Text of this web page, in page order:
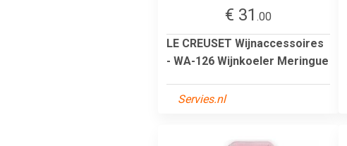
€ 31 .00
LE CREUSET Wijnaccessoires
- WA-126 Wijnkoeler Meringue
Servies.nl